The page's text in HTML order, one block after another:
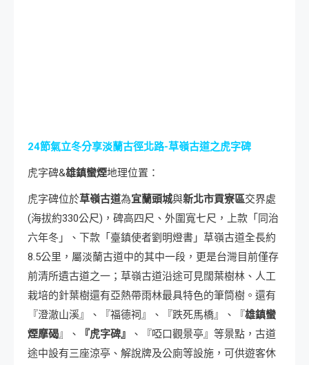
24節氣立冬分享淡蘭古徑北路-草嶺古道之虎字碑
虎字碑&雄鎮蠻煙地理位置：
虎字碑位於草嶺古道為宜蘭頭城與新北市貢寮區交界處
(海拔約330公尺)，碑高四尺、外圍寬七尺，上款「同治
六年冬」、下款「臺鎮使者劉明燈書」草嶺古道全長約
8.5公里，屬淡蘭古道中的其中一段，更是台灣目前僅存
前清所遺古道之一；草嶺古道沿途可見闊葉樹林、人工
栽培的針葉樹還有亞熱帶雨林最具特色的筆筒樹。還有
『澄澈山溪』、『福德祠』、『跌死馬橋』、『雄鎮蠻
煙摩碣』、 『虎字碑』
、『啞口觀景亭』等景點，古道
途中設有三座涼亭、解說牌及公廁等設施，可供遊客休